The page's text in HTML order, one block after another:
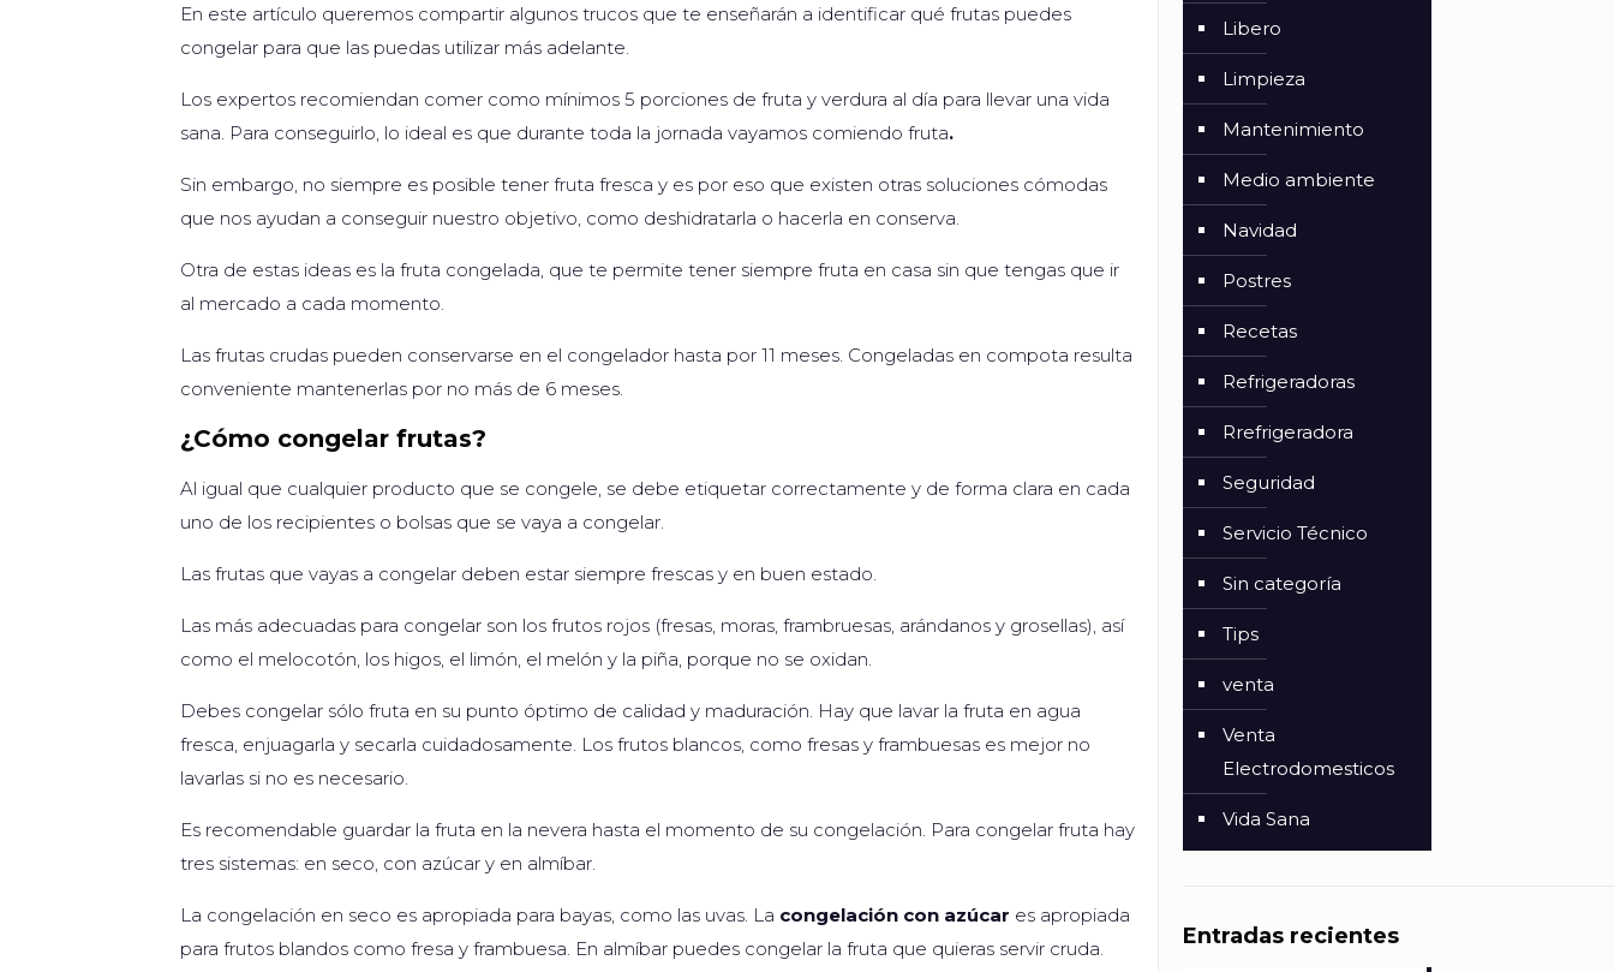
En este artículo queremos compartir algunos trucos que te enseñarán a identificar qué frutas puedes
congelar para que las puedas utilizar más adelante.
Los expertos recomiendan comer como mínimos 5 porciones de fruta y verdura al día para llevar una vida
sana. Para conseguirlo, lo ideal es que durante toda la jornada vayamos comiendo fruta.
Sin embargo, no siempre es posible tener fruta fresca y es por eso que existen otras soluciones cómodas
que nos ayudan a conseguir nuestro objetivo, como deshidratarla o hacerla en conserva.
Otra de estas ideas es la fruta congelada, que te permite tener siempre fruta en casa sin que tengas que ir
al mercado a cada momento.
Las frutas crudas pueden conservarse en el congelador hasta por 11 meses. Congeladas en compota resulta
conveniente mantenerlas por no más de 6 meses.
¿Cómo congelar frutas?
Al igual que cualquier producto que se congele, se debe etiquetar correctamente y de forma clara en cada
uno de los recipientes o bolsas que se vaya a congelar.
Las frutas que vayas a congelar deben estar siempre frescas y en buen estado.
Las más adecuadas para congelar son los frutos rojos (fresas, moras, frambruesas, arándanos y grosellas), así
como el melocotón, los higos, el limón, el melón y la piña, porque no se oxidan.
Debes congelar sólo fruta en su punto óptimo de calidad y maduración. Hay que lavar la fruta en agua
fresca, enjuagarla y secarla cuidadosamente. Los frutos blancos, como fresas y frambuesas es mejor no
lavarlas si no es necesario.
Es recomendable guardar la fruta en la nevera hasta el momento de su congelación. Para congelar fruta hay
tres sistemas: en seco, con azúcar y en almíbar.
La congelación en seco es apropiada para bayas, como las uvas. La congelación con azúcar es apropiada
para frutos blandos como fresa y frambuesa. En almíbar puedes congelar la fruta que quieras servir cruda.
Libero
Limpieza
Mantenimiento
Medio ambiente
Navidad
Postres
Recetas
Refrigeradoras
Rrefrigeradora
Seguridad
Servicio Técnico
Sin categoría
Tips
venta
Venta
Electrodomesticos
Vida Sana
Entradas recientes